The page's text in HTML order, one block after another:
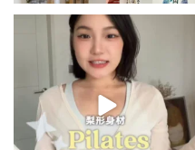
💭留言「美背」傳🔗給你！
🏷️#吉推韓國 🇰🇷
...
49 20